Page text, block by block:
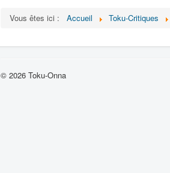
Vous êtes ici : Accueil Toku-Critiques
© 2026 Toku-Onna